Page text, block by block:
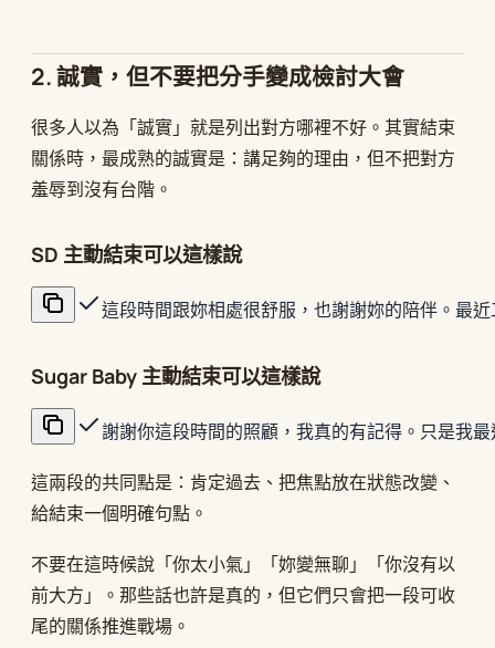
2. 誠實，但不要把分手變成檢討大會
很多人以為「誠實」就是列出對方哪裡不好。其實結束
關係時，最成熟的誠實是：講足夠的理由，但不把對方
羞辱到沒有台階。
SD 主動結束可以這樣說
這段時間跟妳相處很舒服，也謝謝妳的陪伴。最
Sugar Baby 主動結束可以這樣說
謝謝你這段時間的照顧，我真的有記得。只是我
這兩段的共同點是：肯定過去、把焦點放在狀態改變、
給結束一個明確句點。
不要在這時候說「你太小氣」「妳變無聊」「你沒有以
前大方」。那些話也許是真的，但它們只會把一段可收
尾的關係推進戰場。